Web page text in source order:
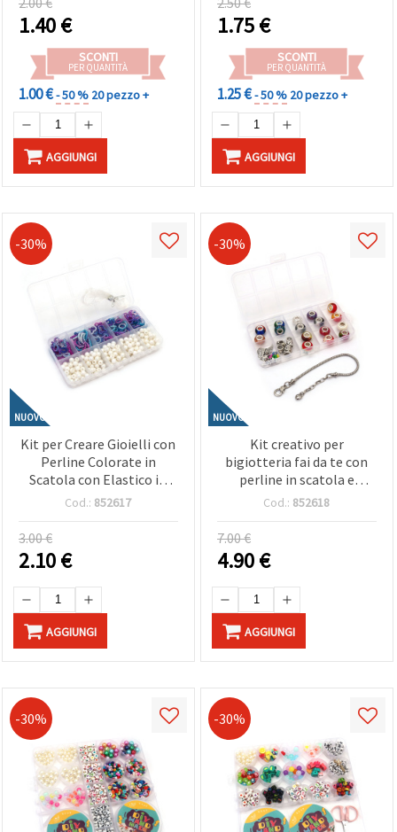
1.40€
SCONTI
PER QUANTITÀ
1.00 €- 50 % 20 pezzo +
AGGIUNGI
1.75€
SCONTI
PER QUANTITÀ
1.25 €- 50 % 20 pezzo +
AGGIUNGI
-30%
NUOVO
Kit per Creare Gioielli con
Perline Colorate in
Scatola con Elastico in
Silicone - Forme e Colori
Bigiotteria Fai da Te
Cod.: 852617
3.00 €
2.10€
AGGIUNGI
-30%
NUOVO
Kit creativo per
bigiotteria fai da te con
perline in scatola e
bracciale in metallo color
Cod.: 852618
7.00 €
4.90€
AGGIUNGI
-30% -30%